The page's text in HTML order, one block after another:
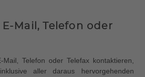
Mail, Telefon oder
Telefon oder Telefax kontaktieren,
aller daraus hervorgehenden